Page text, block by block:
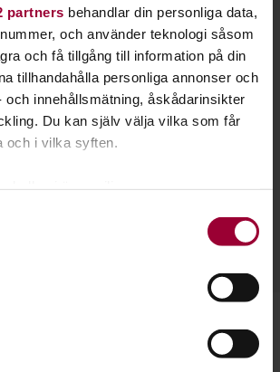
partners behandlar din personliga data,
och använder teknologi såsom
och få tillgång till information på din
tillhandahålla personliga annonser och
och innehållsmätning, åskådarinsikter
Du kan själv välja vilka som får
och i vilka syften.
noggrannhet på upp till flera meter
dra tillbaka ditt samtycke när som
Läs mer